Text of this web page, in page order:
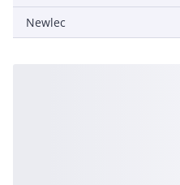
Newlec